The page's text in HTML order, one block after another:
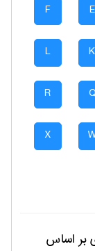
E
F
K
L
Q
R
X
بر اساس